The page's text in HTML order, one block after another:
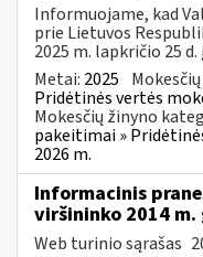
Informuojame, kad
prie Lietuvos
2025 m. lapkričio 25
Metai: 2025
Pridėtinės vertės
Mokesčių žinyno
pakeitimai »
2026 m.
Informacinis
viršininko 2014 m.
Web turinio sąrašas